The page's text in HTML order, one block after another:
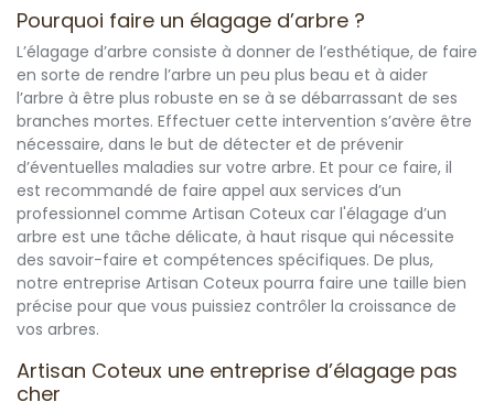
Pourquoi faire un élagage d’arbre ?
L’élagage d’arbre consiste à donner de l’esthétique, de faire
en sorte de rendre l’arbre un peu plus beau et à aider
l’arbre à être plus robuste en se à se débarrassant de ses
branches mortes. Effectuer cette intervention s’avère être
nécessaire, dans le but de détecter et de prévenir
d’éventuelles maladies sur votre arbre. Et pour ce faire, il
est recommandé de faire appel aux services d’un
professionnel comme Artisan Coteux car l'élagage d’un
arbre est une tâche délicate, à haut risque qui nécessite
des savoir-faire et compétences spécifiques. De plus,
notre entreprise Artisan Coteux pourra faire une taille bien
précise pour que vous puissiez contrôler la croissance de
vos arbres.
Artisan Coteux une entreprise d’élagage pas
cher